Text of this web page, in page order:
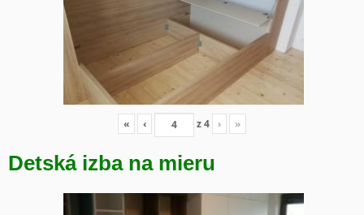
« ‹ z4 › »
Detská izba na mieru